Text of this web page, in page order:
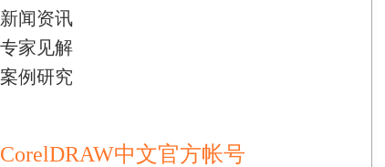
新闻资讯
专家见解
案例研究
CorelDRAW中文官方帐号